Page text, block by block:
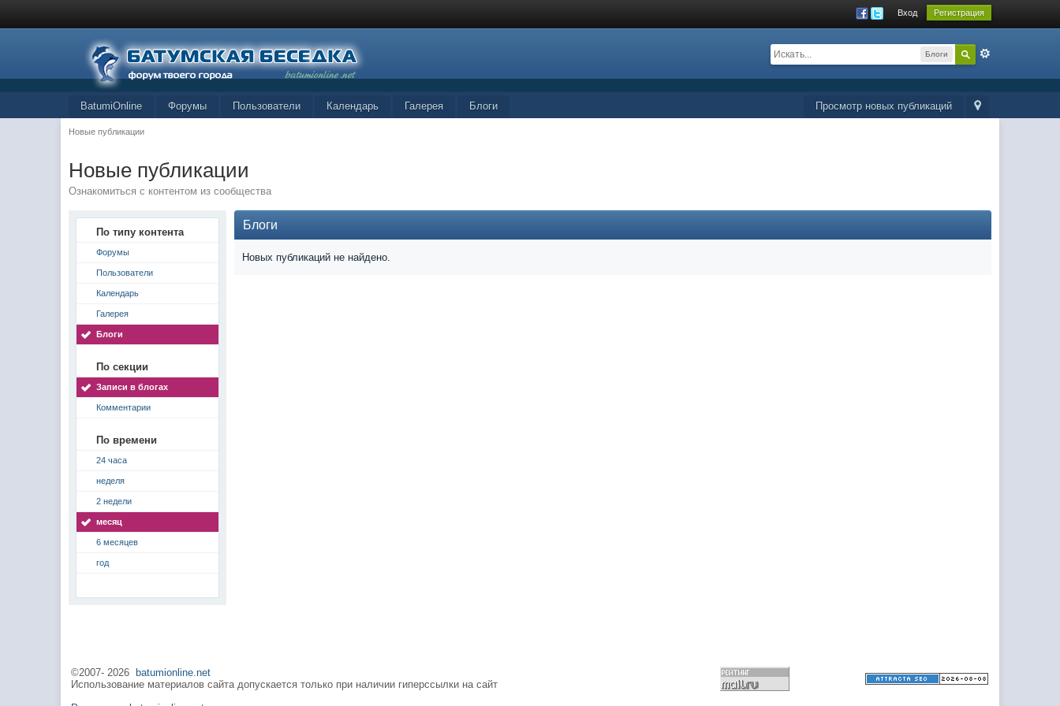
Вход Регистрация
Блоги
Просмотр новых публикаций
BatumiOnline Форумы Пользователи Календарь Галерея Блоги
Новые публикации
Новые публикации
Ознакомиться с контентом из сообщества
По типу контента
Форумы
Пользователи
Календарь
Галерея
Блоги
По секции
Записи в блогах
Комментарии
По времени
24 часа
неделя
2 недели
месяц
6 месяцев
год
Блоги
Новых публикаций не найдено.
©2007-2026
batumionline.net
Использование материалов сайта допускается только при наличии гиперссылки на сайт